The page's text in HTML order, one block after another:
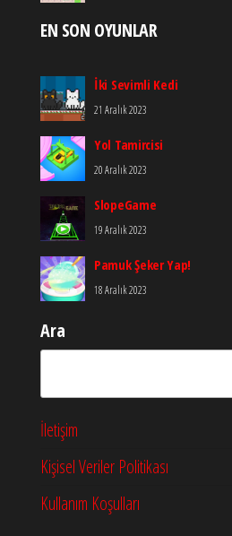
EN SON OYUNLAR
İki Sevimli Kedi
21 Aralık 2023
Yol Tamircisi
20 Aralık 2023
SlopeGame
19 Aralık 2023
Pamuk Şeker Yap!
18 Aralık 2023
Ara
İletişim
Kişisel Veriler Politikası
Kullanım Koşulları